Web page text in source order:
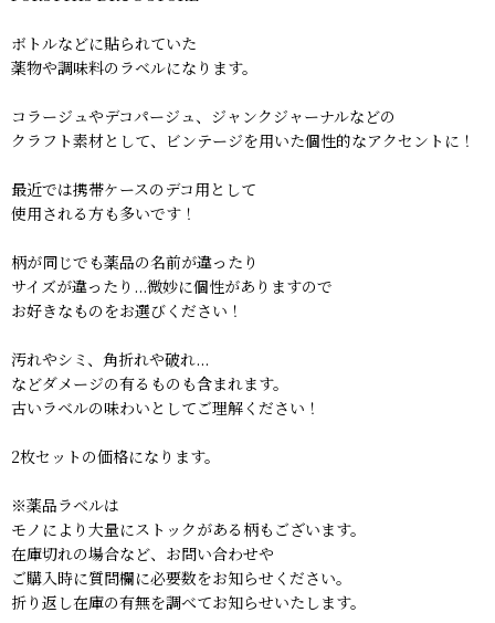
ボトルなどに貼られていた
薬物や調味料のラベルになります。
コラージュやデコパージュ、ジャンクジャーナルなどの
クラフト素材として、ビンテージを用いた個性的なアクセントに！
最近では携帯ケースのデコ用として
使用される方も多いです！
柄が同じでも薬品の名前が違ったり
サイズが違ったり...微妙に個性がありますので
お好きなものをお選びください！
汚れやシミ、角折れや破れ...
などダメージの有るものも含まれます。
古いラベルの味わいとしてご理解ください！
2枚セットの価格になります。
※薬品ラベルは
モノにより大量にストックがある柄もございます。
在庫切れの場合など、お問い合わせや
ご購入時に質問欄に必要数をお知らせください。
折り返し在庫の有無を調べてお知らせいたします。